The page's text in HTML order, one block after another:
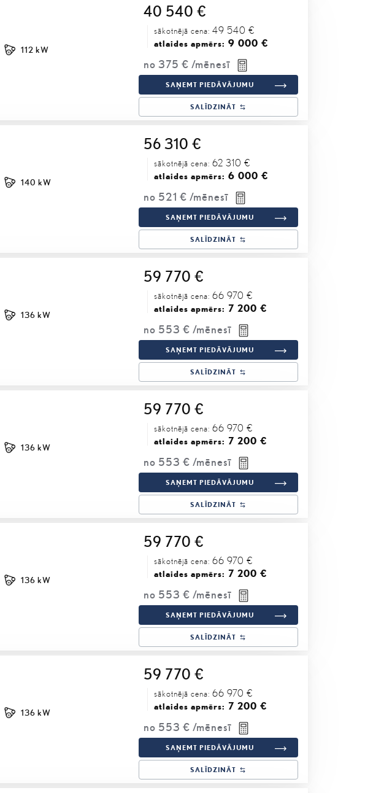
40 540 €
sākotnējā cena: 49 540 €
atlaides apmērs: 9 000 €
no 375 € /mēnesī
112 kW
SAŅEMT PIEDĀVĀJUMU
SALĪDZINĀT
56 310 €
sākotnējā cena: 62 310 €
atlaides apmērs: 6 000 €
no 521 € /mēnesī
140 kW
SAŅEMT PIEDĀVĀJUMU
SALĪDZINĀT
59 770 €
sākotnējā cena: 66 970 €
atlaides apmērs: 7 200 €
no 553 € /mēnesī
136 kW
SAŅEMT PIEDĀVĀJUMU
SALĪDZINĀT
59 770 €
sākotnējā cena: 66 970 €
atlaides apmērs: 7 200 €
no 553 € /mēnesī
136 kW
SAŅEMT PIEDĀVĀJUMU
SALĪDZINĀT
59 770 €
sākotnējā cena: 66 970 €
atlaides apmērs: 7 200 €
no 553 € /mēnesī
136 kW
SAŅEMT PIEDĀVĀJUMU
SALĪDZINĀT
59 770 €
sākotnējā cena: 66 970 €
atlaides apmērs: 7 200 €
no 553 € /mēnesī
136 kW
SAŅEMT PIEDĀVĀJUMU
SALĪDZINĀT